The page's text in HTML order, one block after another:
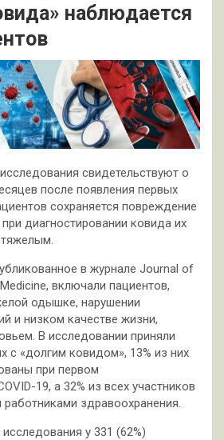
наблюдается
свидетельствуют о
после появления первых
сохраняется повреждение
диагностировании ковида их
в журнале Journal of
включали пациентов,
одышке, нарушении
и низком качестве жизни,
В исследовании приняли
с «долгим ковидом», 13% из них
при первом
19, а 32% из всех участников
здравоохранения.
у 331 (62%)